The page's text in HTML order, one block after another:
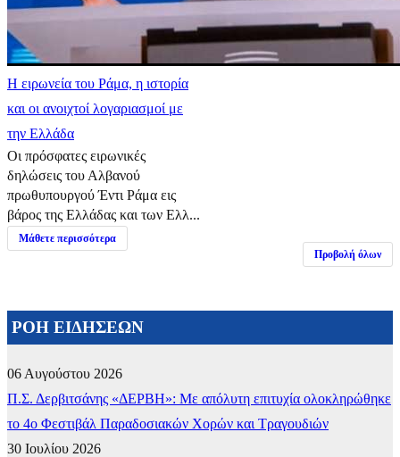
Η ειρωνεία του Ράμα, η ιστορία
και οι ανοιχτοί λογαριασμοί με
την Ελλάδα
Οι πρόσφατες ειρωνικές
δηλώσεις του Αλβανού
πρωθυπουργού Έντι Ράμα εις
βάρος της Ελλάδας και των Ελλ...
Μάθετε περισσότερα
Προβολή όλων
ΡΟΗ ΕΙΔΗΣΕΩΝ
06 Αυγούστου 2026
Π.Σ. Δερβιτσάνης «ΔΕΡΒΗ»: Με απόλυτη επιτυχία ολοκληρώθηκε
το 4ο Φεστιβάλ Παραδοσιακών Χορών και Τραγουδιών
30 Ιουλίου 2026